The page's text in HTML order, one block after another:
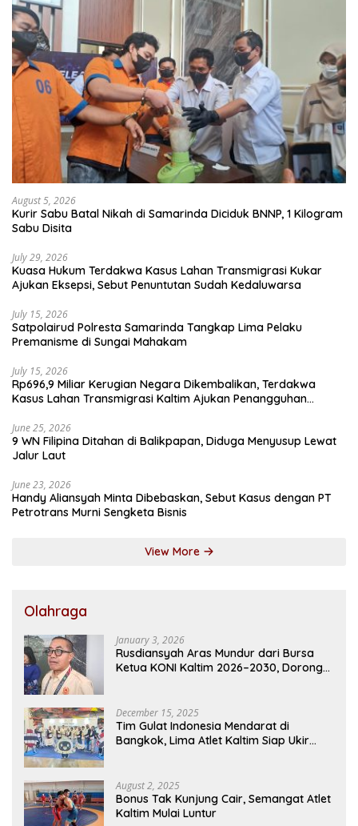
August 5, 2026
Kurir Sabu Batal Nikah di Samarinda Diciduk BNNP, 1 Kilogram
Sabu Disita
July 29, 2026
Kuasa Hukum Terdakwa Kasus Lahan Transmigrasi Kukar
Ajukan Eksepsi, Sebut Penuntutan Sudah Kedaluwarsa
July 15, 2026
Satpolairud Polresta Samarinda Tangkap Lima Pelaku
Premanisme di Sungai Mahakam
July 15, 2026
Rp696,9 Miliar Kerugian Negara Dikembalikan, Terdakwa
Kasus Lahan Transmigrasi Kaltim Ajukan Penangguhan
June 25, 2026
9 WN Filipina Ditahan di Balikpapan, Diduga Menyusup Lewat
Jalur Laut
June 23, 2026
Handy Aliansyah Minta Dibebaskan, Sebut Kasus dengan PT
Petrotrans Murni Sengketa Bisnis
View More
Olahraga
January 3, 2026
Rusdiansyah Aras Mundur dari Bursa
Ketua KONI Kaltim 2026–2030, Dorong
December 15, 2025
Tim Gulat Indonesia Mendarat di
Bangkok, Lima Atlet Kaltim Siap Ukir
August 2, 2025
Bonus Tak Kunjung Cair, Semangat Atlet
Kaltim Mulai Luntur